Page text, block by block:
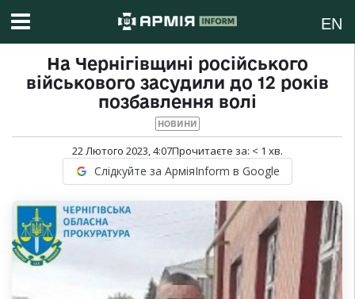
EN
На Чернігівщині російського
військового засудили до 12 років
позбавлення волі
НОВИНИ
22 Лютого 2023, 4:07Прочитаєте за: < 1 хв.
Слідкуйте за АрміяInform в Google